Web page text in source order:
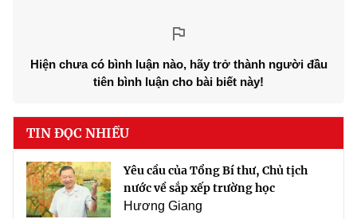
Hiện chưa có bình luận nào, hãy trở thành người đầu
tiên bình luận cho bài biết này!
TIN ĐỌC NHIỀU
Yêu cầu của Tổng Bí thư, Chủ tịch
nước về sắp xếp trường học
Hương Giang